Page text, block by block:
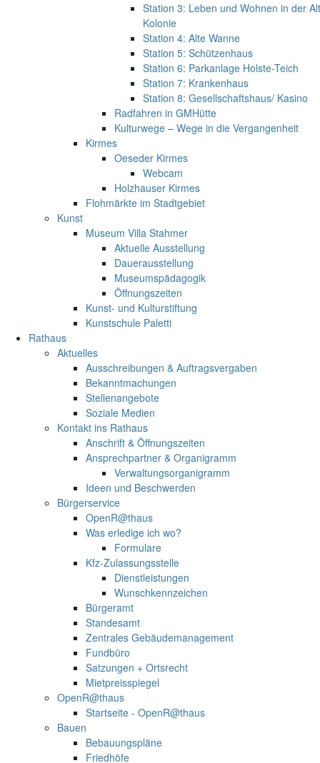
Station 3: Leben und Wohnen in der
Kolonie
Station 4: Alte Wanne
Station 5: Schützenhaus
Station 6: Parkanlage Holste-Teich
Station 7: Krankenhaus
Station 8: Gesellschaftshaus/ Kasino
Radfahren in GMHütte
Kulturwege – Wege in die Vergangenheit
Kirmes
Oeseder Kirmes
Webcam
Holzhauser Kirmes
Flohmärkte im Stadtgebiet
Kunst
Museum Villa Stahmer
Aktuelle Ausstellung
Dauerausstellung
Museumspädagogik
Öffnungszeiten
Kunst- und Kulturstiftung
Kunstschule Paletti
Rathaus
Aktuelles
Ausschreibungen & Auftragsvergaben
Bekanntmachungen
Stellenangebote
Soziale Medien
Kontakt ins Rathaus
Anschrift & Öffnungszeiten
Ansprechpartner & Organigramm
Verwaltungsorganigramm
Ideen und Beschwerden
Bürgerservice
OpenR@thaus
Was erledige ich wo?
Formulare
Kfz-Zulassungsstelle
Dienstleistungen
Wunschkennzeichen
Bürgeramt
Standesamt
Zentrales Gebäudemanagement
Fundbüro
Satzungen + Ortsrecht
Mietpreisspiegel
OpenR@thaus
Startseite - OpenR@thaus
Bauen
Bebauungspläne
Friedhöfe